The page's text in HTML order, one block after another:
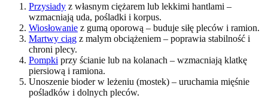
Przysiady z własnym ciężarem lub lekkimi hantlami –
wzmacniają uda, pośladki i korpus.
Wiosłowanie z gumą oporową – buduje siłę pleców i ramion.
Martwy ciąg z malym obciążeniem – poprawia stabilność i
chroni plecy.
Pompki przy ścianie lub na kolanach – wzmacniają klatkę
piersiową i ramiona.
Unoszenie bioder w leżeniu (mostek) – uruchamia mięśnie
pośladków i dolnych pleców.